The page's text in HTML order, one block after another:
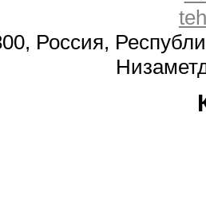
Россия,